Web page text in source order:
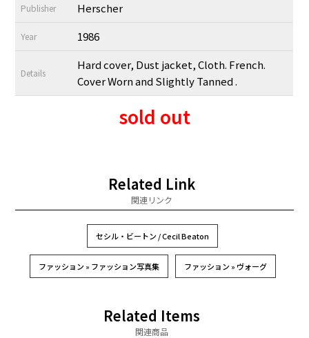
Publisher Herscher
Year 1986
Details
Hard cover, Dust jacket, Cloth. French.
Cover Worn and Slightly Tanned .
sold out
Related Link
関連リンク
セシル・ビートン / Cecil Beaton
ファッション » ファッション写真集 ファッション » ヴォーグ
Related Items
関連商品